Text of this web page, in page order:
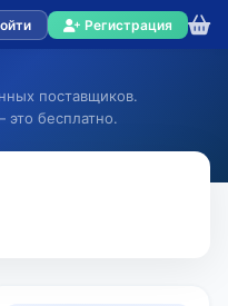
Регистрация
поставщиков.
это бесплатно.